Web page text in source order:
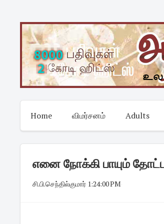
content
Home விமர்சனம் Adults
எனை நோக்கி பாயும்
சி.பி.செந்தில்குமார் 1:24:00 PM